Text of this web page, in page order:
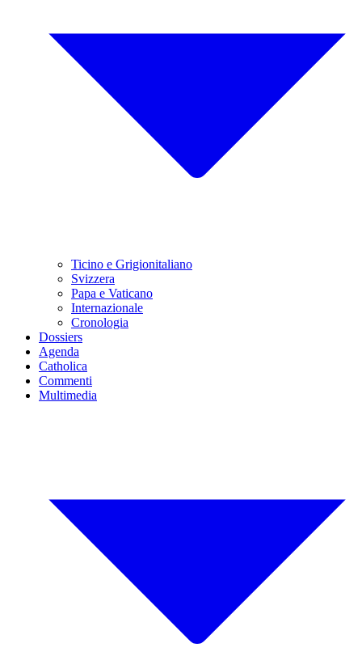
Ticino e Grigionitaliano
Svizzera
Papa e Vaticano
Internazionale
Cronologia
Dossiers
Agenda
Catholica
Commenti
Multimedia